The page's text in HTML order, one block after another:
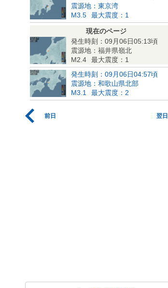
震源地：東京湾
M3.5
最大震度：1
現在のページ
発生時刻：09月06日05:13頃
震源地：福井県嶺北
M2.4
最大震度：1
発生時刻：09月06日04:57頃
震源地：和歌山県北部
M3.1
最大震度：2
前日 翌日